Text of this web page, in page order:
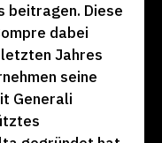
beitragen. Diese
dabei
Jahres
seine
Generali